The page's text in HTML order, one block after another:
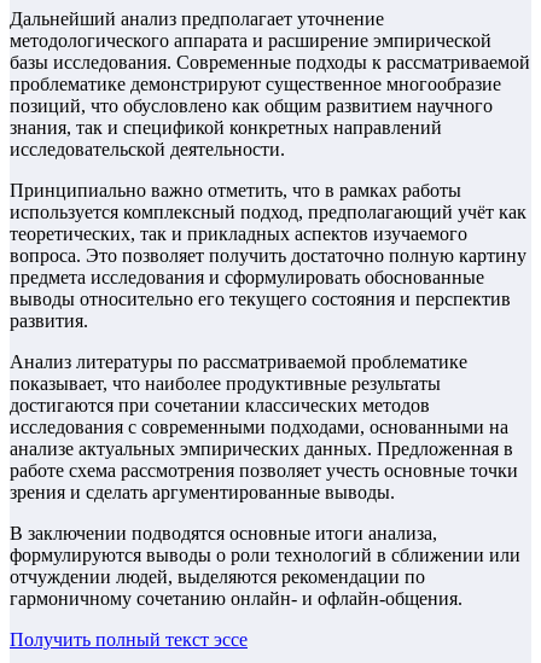
Дальнейший анализ предполагает уточнение
методологического аппарата и расширение эмпирической
базы исследования. Современные подходы к рассматриваемой
проблематике демонстрируют существенное многообразие
позиций, что обусловлено как общим развитием научного
знания, так и спецификой конкретных направлений
исследовательской деятельности.
Принципиально важно отметить, что в рамках работы
используется комплексный подход, предполагающий учёт как
теоретических, так и прикладных аспектов изучаемого
вопроса. Это позволяет получить достаточно полную картину
предмета исследования и сформулировать обоснованные
выводы относительно его текущего состояния и перспектив
развития.
Анализ литературы по рассматриваемой проблематике
показывает, что наиболее продуктивные результаты
достигаются при сочетании классических методов
исследования с современными подходами, основанными на
анализе актуальных эмпирических данных. Предложенная в
работе схема рассмотрения позволяет учесть основные точки
зрения и сделать аргументированные выводы.
В заключении подводятся основные итоги анализа,
формулируются выводы о роли технологий в сближении или
отчуждении людей, выделяются рекомендации по
гармоничному сочетанию онлайн- и офлайн-общения.
Получить полный текст эссе